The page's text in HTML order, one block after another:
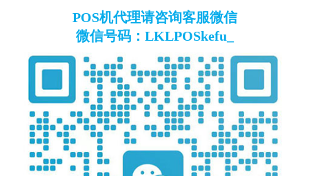
POS机代理请咨询客服微信
微信号码：LKLPOSkefu_